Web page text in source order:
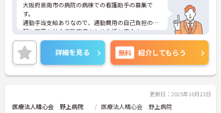
大阪府泉南市の病院の病棟での看護助手の募集で
す。
通勤手当支給ありなので、通勤費用の自己負担の心
配も不要！社会保険完備のため生活も安心♪
ご興味のある方は、面接のポイントをお伝えします
のでお気軽にお問い合せください。
詳細を見る 無料 紹介してもらう
更新日：2025年10月23日
医療法人晴心会 野上病院 医療法人晴心会 野上病院